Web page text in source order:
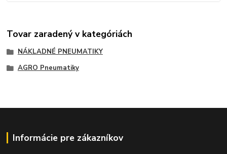
Tovar zaradený v kategóriách
NÁKLADNÉ PNEUMATIKY
AGRO Pneumatiky
Informácie pre zákazníkov